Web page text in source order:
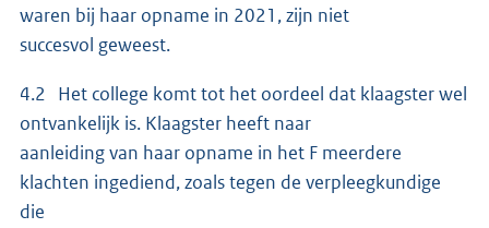
waren bij haar opname in 2021, zijn niet
succesvol geweest.
4.2 Het college komt tot het oordeel dat klaagster wel
ontvankelijk is. Klaagster heeft naar
aanleiding van haar opname in het F meerdere
klachten ingediend, zoals tegen de verpleegkundige
die